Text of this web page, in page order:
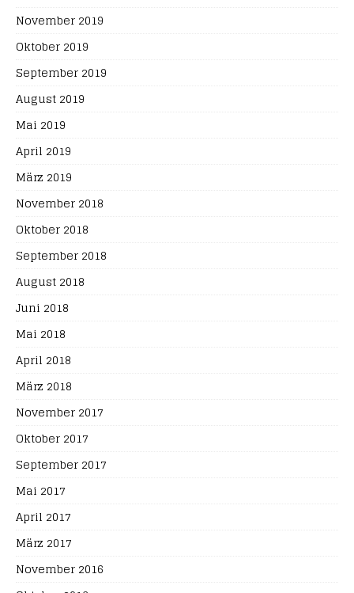
November 2019
Oktober 2019
September 2019
August 2019
Mai 2019
April 2019
März 2019
November 2018
Oktober 2018
September 2018
August 2018
Juni 2018
Mai 2018
April 2018
März 2018
November 2017
Oktober 2017
September 2017
Mai 2017
April 2017
März 2017
November 2016